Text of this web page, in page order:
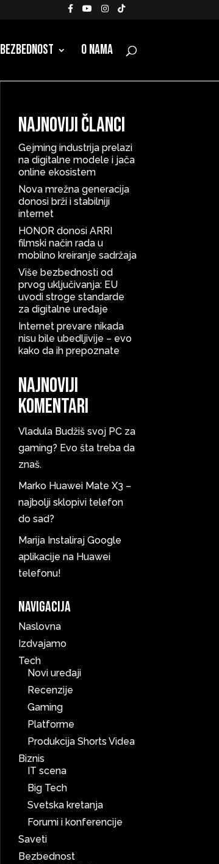
Bezbednost O nama
Najnoviji članci
Gejming industrija prelazi
na digitalne modele i jača
online ekosistem
Nova mrežna generacija
donosi brži i stabilniji
internet
HONOR donosi ARRI
filmski način rada u
mobilno kreiranje sadržaja
Više bezbednosti od
prvog uključivanja: EU
uvodi stroge standarde
za digitalne uređaje
Internet prevare nikada
nisu bile ubedljivije – evo
kako da ih prepoznate
Najnoviji
komentari
Vladula Budžiš svoj PC za
gaming? Evo šta treba da
znaš.
Marko Huawei Mate X3 –
najbolji sklopivi telefon
do sad?
Marija Instaliraj Google
aplikacije na Huawei
telefonu!
Navigacija
Naslovna
Izdvajamo
Tech
Novi uređaji
Recenzije
Gaming
Platforme
Produkcija Shorts Videa
Biznis
IT scena
Big Tech
Svetska kretanja
Forumi i konferencije
Saveti
Bezbednost